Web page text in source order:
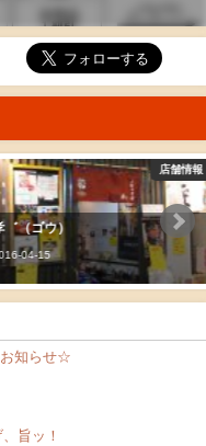
店舗情報
（ゴウ）
04-15
お知らせ☆
旨ッ！